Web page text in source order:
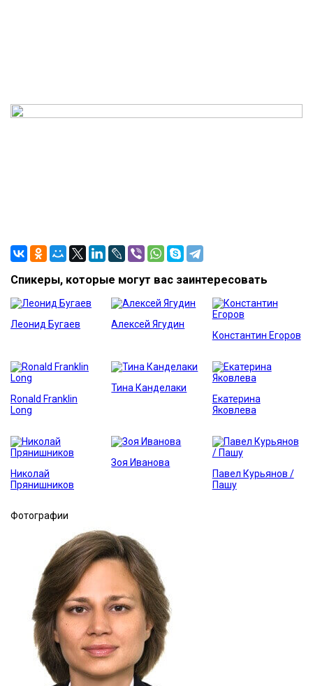
Спикеры, которые могут вас заинтересовать
Леонид Бугаев
Алексей Ягудин
Константин Егоров
Ronald Franklin
Long
Тина Канделаки
Екатерина
Яковлева
Николай
Прянишников
Зоя Иванова
Павел Курьянов /
Пашу
Фотографии